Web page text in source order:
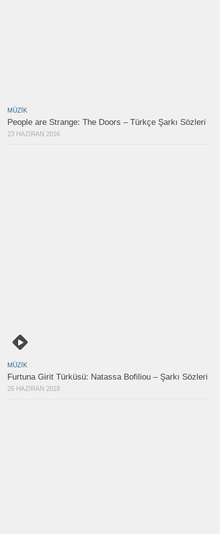
MÜZIK
People are Strange: The Doors – Türkçe Şarkı Sözleri
23 HAZIRAN 2016
MÜZIK
Furtuna Girit Türküsü: Natassa Bofiliou – Şarkı Sözleri
26 HAZIRAN 2018